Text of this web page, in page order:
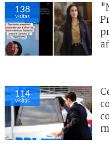
138
visitas
114
visitas